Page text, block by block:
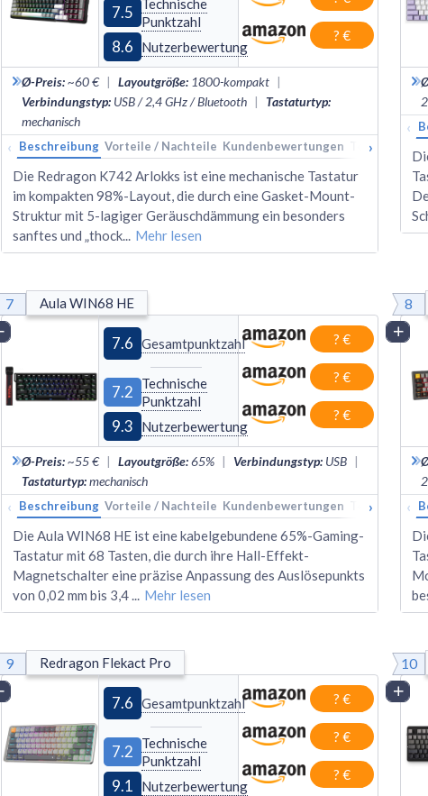
7.5
Technische
Punktzahl
8.6 Nutzerbewertung
? €
Ø-Preis:~60 € | Layoutgröße: 1800-kompakt |
Verbindungstyp: USB / 2,4 GHz / Bluetooth | Tastaturtyp:
mechanisch
‹ Beschreibung Vorteile / Nachteile Kundenbewertungen Technische
›
Die Redragon K742 Arlokks ist eine mechanische Tastatur
im kompakten 98%-Layout, die durch eine Gasket-Mount-
Struktur mit 5-lagiger Geräuschdämmung ein besonders
sanftes und „thock... Mehr lesen
‹
7 Aula WIN68 HE
Vergleich
7.6 Gesamtpunktzahl
7.2
Technische
Punktzahl
9.3 Nutzerbewertung
? €
? €
? €
Ø-Preis:~55 € | Layoutgröße:65% | Verbindungstyp: USB |
Tastaturtyp:mechanisch
‹ Beschreibung Vorteile / Nachteile Kundenbewertungen Technische
›
Die Aula WIN68 HE ist eine kabelgebundene 65%-Gaming-
Tastatur mit 68 Tasten, die durch ihre Hall-Effekt-
Magnetschalter eine präzise Anpassung des Auslösepunkts
von 0,02 mm bis 3,4... Mehr lesen
8
‹
9 Redragon Flekact Pro
Vergleich
7.6 Gesamtpunktzahl
7.2
Technische
Punktzahl
9.1 Nutzerbewertung
? €
? €
? €
10